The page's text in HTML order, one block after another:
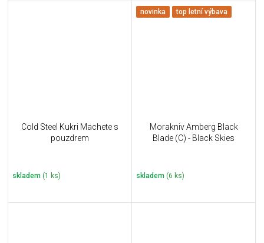
Cold Steel Kukri Machete s
pouzdrem
skladem (1 ks)
novinka top letní výbava
Morakniv Amberg Black
Blade (C) - Black Skies
skladem (6 ks)